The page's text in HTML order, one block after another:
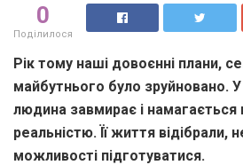
0
Поділилося
Рік тому наші довоєнні плани,
майбутнього було зруйновано.
людина завмирає і намагається
реальністю. Її життя відібрали,
можливості підготуватися.